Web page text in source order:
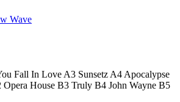
Wave
Fall In Love A3 Sunsetz A4 Apocalypse
House B3 Truly B4 John Wayne B5